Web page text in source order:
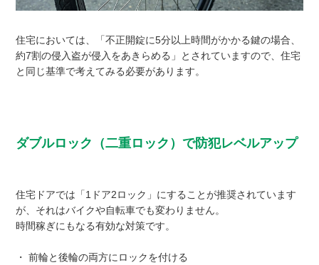
住宅においては、「不正開錠に5分以上時間がかかる鍵の場合、
約7割の侵入盗が侵入をあきらめる」とされていますので、住宅
と同じ基準で考えてみる必要があります。
ダブルロック（二重ロック）で防犯レベルアップ
住宅ドアでは「1ドア2ロック」にすることが推奨されています
が、それはバイクや自転車でも変わりません。
時間稼ぎにもなる有効な対策です。
・ 前輪と後輪の両方にロックを付ける